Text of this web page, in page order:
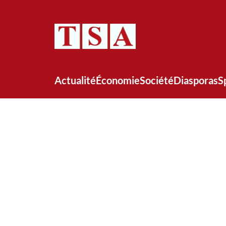
ActualitéÉconomieSociétéDiasporas